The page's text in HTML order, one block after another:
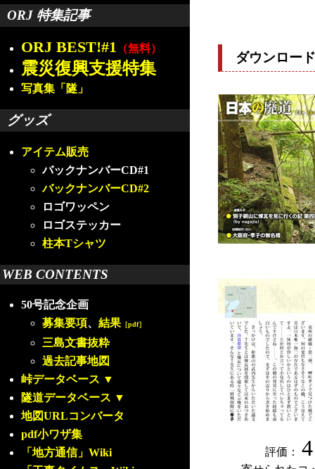
ORJ 特集記事
ORJ BEST!#1 （無料）
震災復興支援特集
写真集「隧」
グッズ
アイテム販売
バックナンバーCD#1
バックナンバーCD#2
ロゴワッペン
ロゴステッカー
柱本Tシャツ
WEB CONTENTS
50号記念企画
募集要項、 結果 ［pdf］
三島文書抜粋
過去記事地図
峠データベース ▼
隧道データベース ▼
地図URLコンバータ
pdf小ワザ集
「地方通信」Wiki
ダウンロー
評価： 4